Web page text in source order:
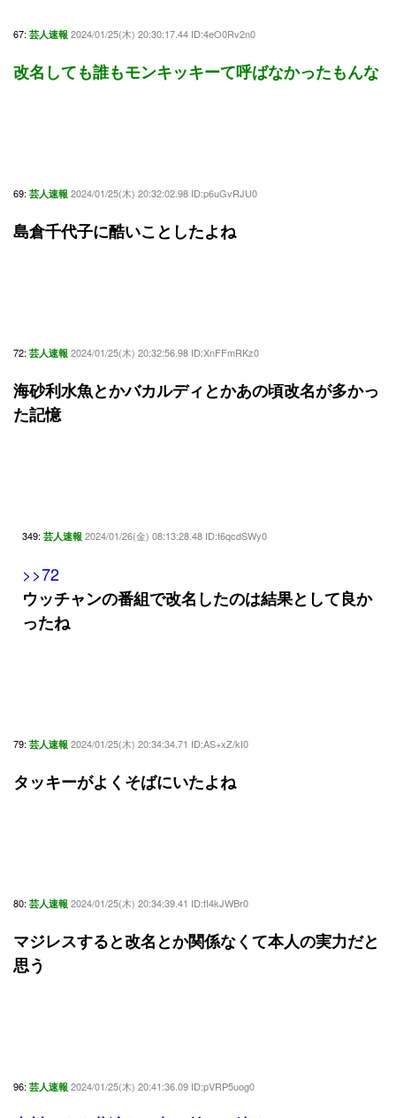
67: 芸人速報 2024/01/25(木) 20:30:17.44 ID:4eO0Rv2n0
改名しても誰もモンキッキーて呼ばなかったもんな
69: 芸人速報 2024/01/25(木) 20:32:02.98 ID:p6uGvRJU0
島倉千代子に酷いことしたよね
72: 芸人速報 2024/01/25(木) 20:32:56.98 ID:XnFFmRKz0
海砂利水魚とかバカルディとかあの頃改名が多かっ
た記憶
349: 芸人速報 2024/01/26(金) 08:13:28.48 ID:t6qcdSWy0
>>72
ウッチャンの番組で改名したのは結果として良か
ったね
79: 芸人速報 2024/01/25(木) 20:34:34.71 ID:AS+xZ/kI0
タッキーがよくそばにいたよね
80: 芸人速報 2024/01/25(木) 20:34:39.41 ID:fI4kJWBr0
マジレスすると改名とか関係なくて本人の実力だと
思う
96: 芸人速報 2024/01/25(木) 20:41:36.09 ID:pVRP5uog0